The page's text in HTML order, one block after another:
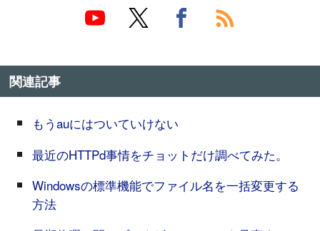
関連記事
もうauにはついていけない
最近のHTTPd事情をチョットだけ調べてみた。
Windowsの標準機能でファイル名を一括変更する
方法